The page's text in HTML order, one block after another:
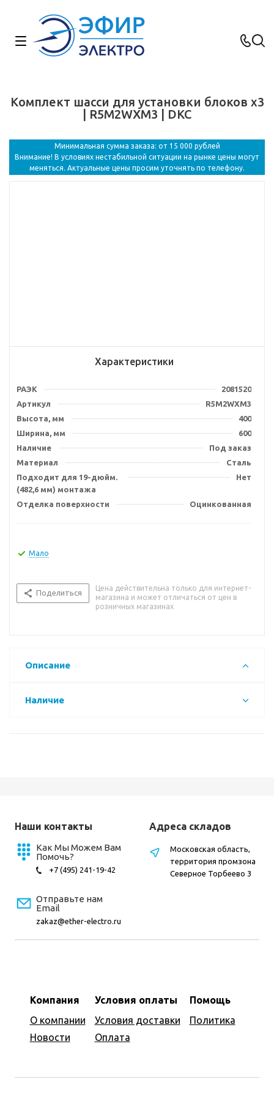
Комплект шасси для установки блоков x3
| R5M2WXM3 | DKC
Минимальная сумма заказа: от 15 000 рублей
Внимание! В условиях нестабильной ситуации на рынке цены могут
меняться. Актуальные цены просим уточнять по телефону.
Характеристики
РАЭК
2081520
Артикул
R5M2WXM3
Высота, мм
400
Ширина, мм
600
Наличие
Под заказ
Материал
Сталь
Подходит для 19-дюйм.
(482,6 мм) монтажа
Нет
Отделка поверхности Оцинкованная
Мало
Поделиться
Цена действительна только для интернет-
магазина и может отличаться от цен в
розничных магазинах
Описание
Наличие
Наши контакты
Как Мы Можем Вам
Помочь?
+7 (495) 241-19-42
Отправьте нам
Email
zakaz@ether-electro.ru
Компания
О компании
Новости
Условия оплаты
Условия доставки
Оплата
Помощь
Политика
Адреса складов
Московская область,
территория промзона
Северное Торбеево 3